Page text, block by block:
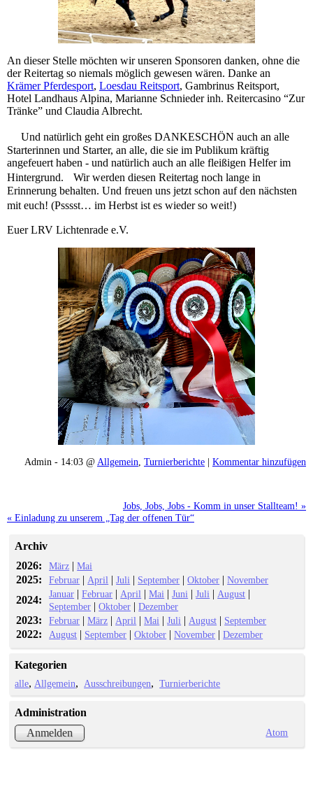
An dieser Stelle möchten wir unseren Sponsoren danken, ohne die
der Reitertag so niemals möglich gewesen wären. Danke an
Krämer Pferdesport, Loesdau Reitsport, Gambrinus Reitsport,
Hotel Landhaus Alpina, Marianne Schnieder inh. Reitercasino “Zur
Tränke” und Claudia Albrecht.
Und natürlich geht ein großes DANKESCHÖN auch an alle
Starterinnen und Starter, an alle, die sie im Publikum kräftig
angefeuert haben - und natürlich auch an alle fleißigen Helfer im
Hintergrund. Wir werden diesen Reitertag noch lange in
Erinnerung behalten. Und freuen uns jetzt schon auf den nächsten
mit euch! (Psssst… im Herbst ist es wieder so weit!)
Euer LRV Lichtenrade e.V.
Admin - 14:03 @Allgemein, Turnierberichte | Kommentar hinzufügen
Jobs, Jobs, Jobs - Komm in unser Stallteam! »
« Einladung zu unserem „Tag der offenen Tür“
Archiv
2026:
März |Mai
2025: Februar | April |Juli | September |Oktober |November
2024: Januar |Februar | April |Mai |Juni |Juli | August |
September |Oktober |Dezember
2023: Februar |März | April |Mai |Juli | August | September
2022: August | September |Oktober |November |Dezember
Kategorien
alle Allgemein Ausschreibungen Turnierberichte
Administration
Anmelden
Atom